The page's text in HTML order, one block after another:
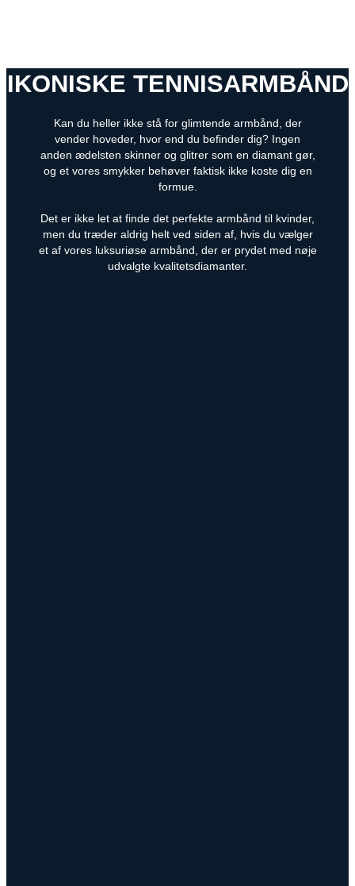
IKONISKE TENNISARMBÅND
Kan du heller ikke stå for glimtende armbånd, der
vender hoveder, hvor end du befinder dig? Ingen
anden ædelsten skinner og glitrer som en diamant gør,
og et vores smykker behøver faktisk ikke koste dig en
formue.
Det er ikke let at finde det perfekte armbånd til kvinder,
men du træder aldrig helt ved siden af, hvis du vælger
et af vores luksuriøse armbånd, der er prydet med nøje
udvalgte kvalitetsdiamanter.